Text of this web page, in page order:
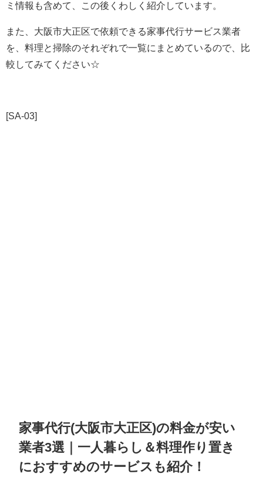
ミ情報も含めて、この後くわしく紹介しています。
また、大阪市大正区で依頼できる家事代行サービス業者
を、料理と掃除のそれぞれで一覧にまとめているので、比
較してみてください☆
[SA-03]
家事代行(大阪市大正区)の料金が安い
業者3選｜一人暮らし＆料理作り置き
におすすめのサービスも紹介！